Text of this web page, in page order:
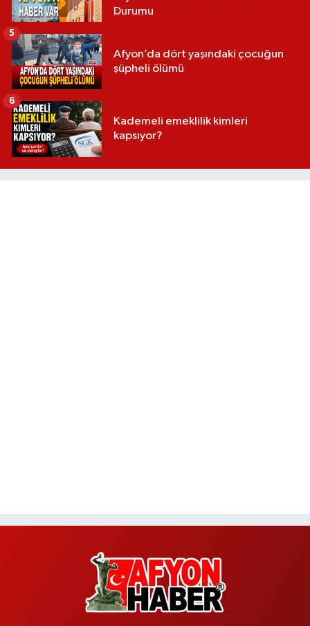
Durumu
Afyon’da dört yaşındaki çocuğun
şüpheli ölümü
5
Kademeli emeklilik kimleri
kapsıyor?
6